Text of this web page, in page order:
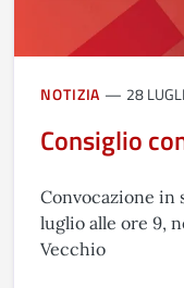
NOTIZIA 28
Consiglio
Convocazione in
luglio alle ore 9,
Vecchio